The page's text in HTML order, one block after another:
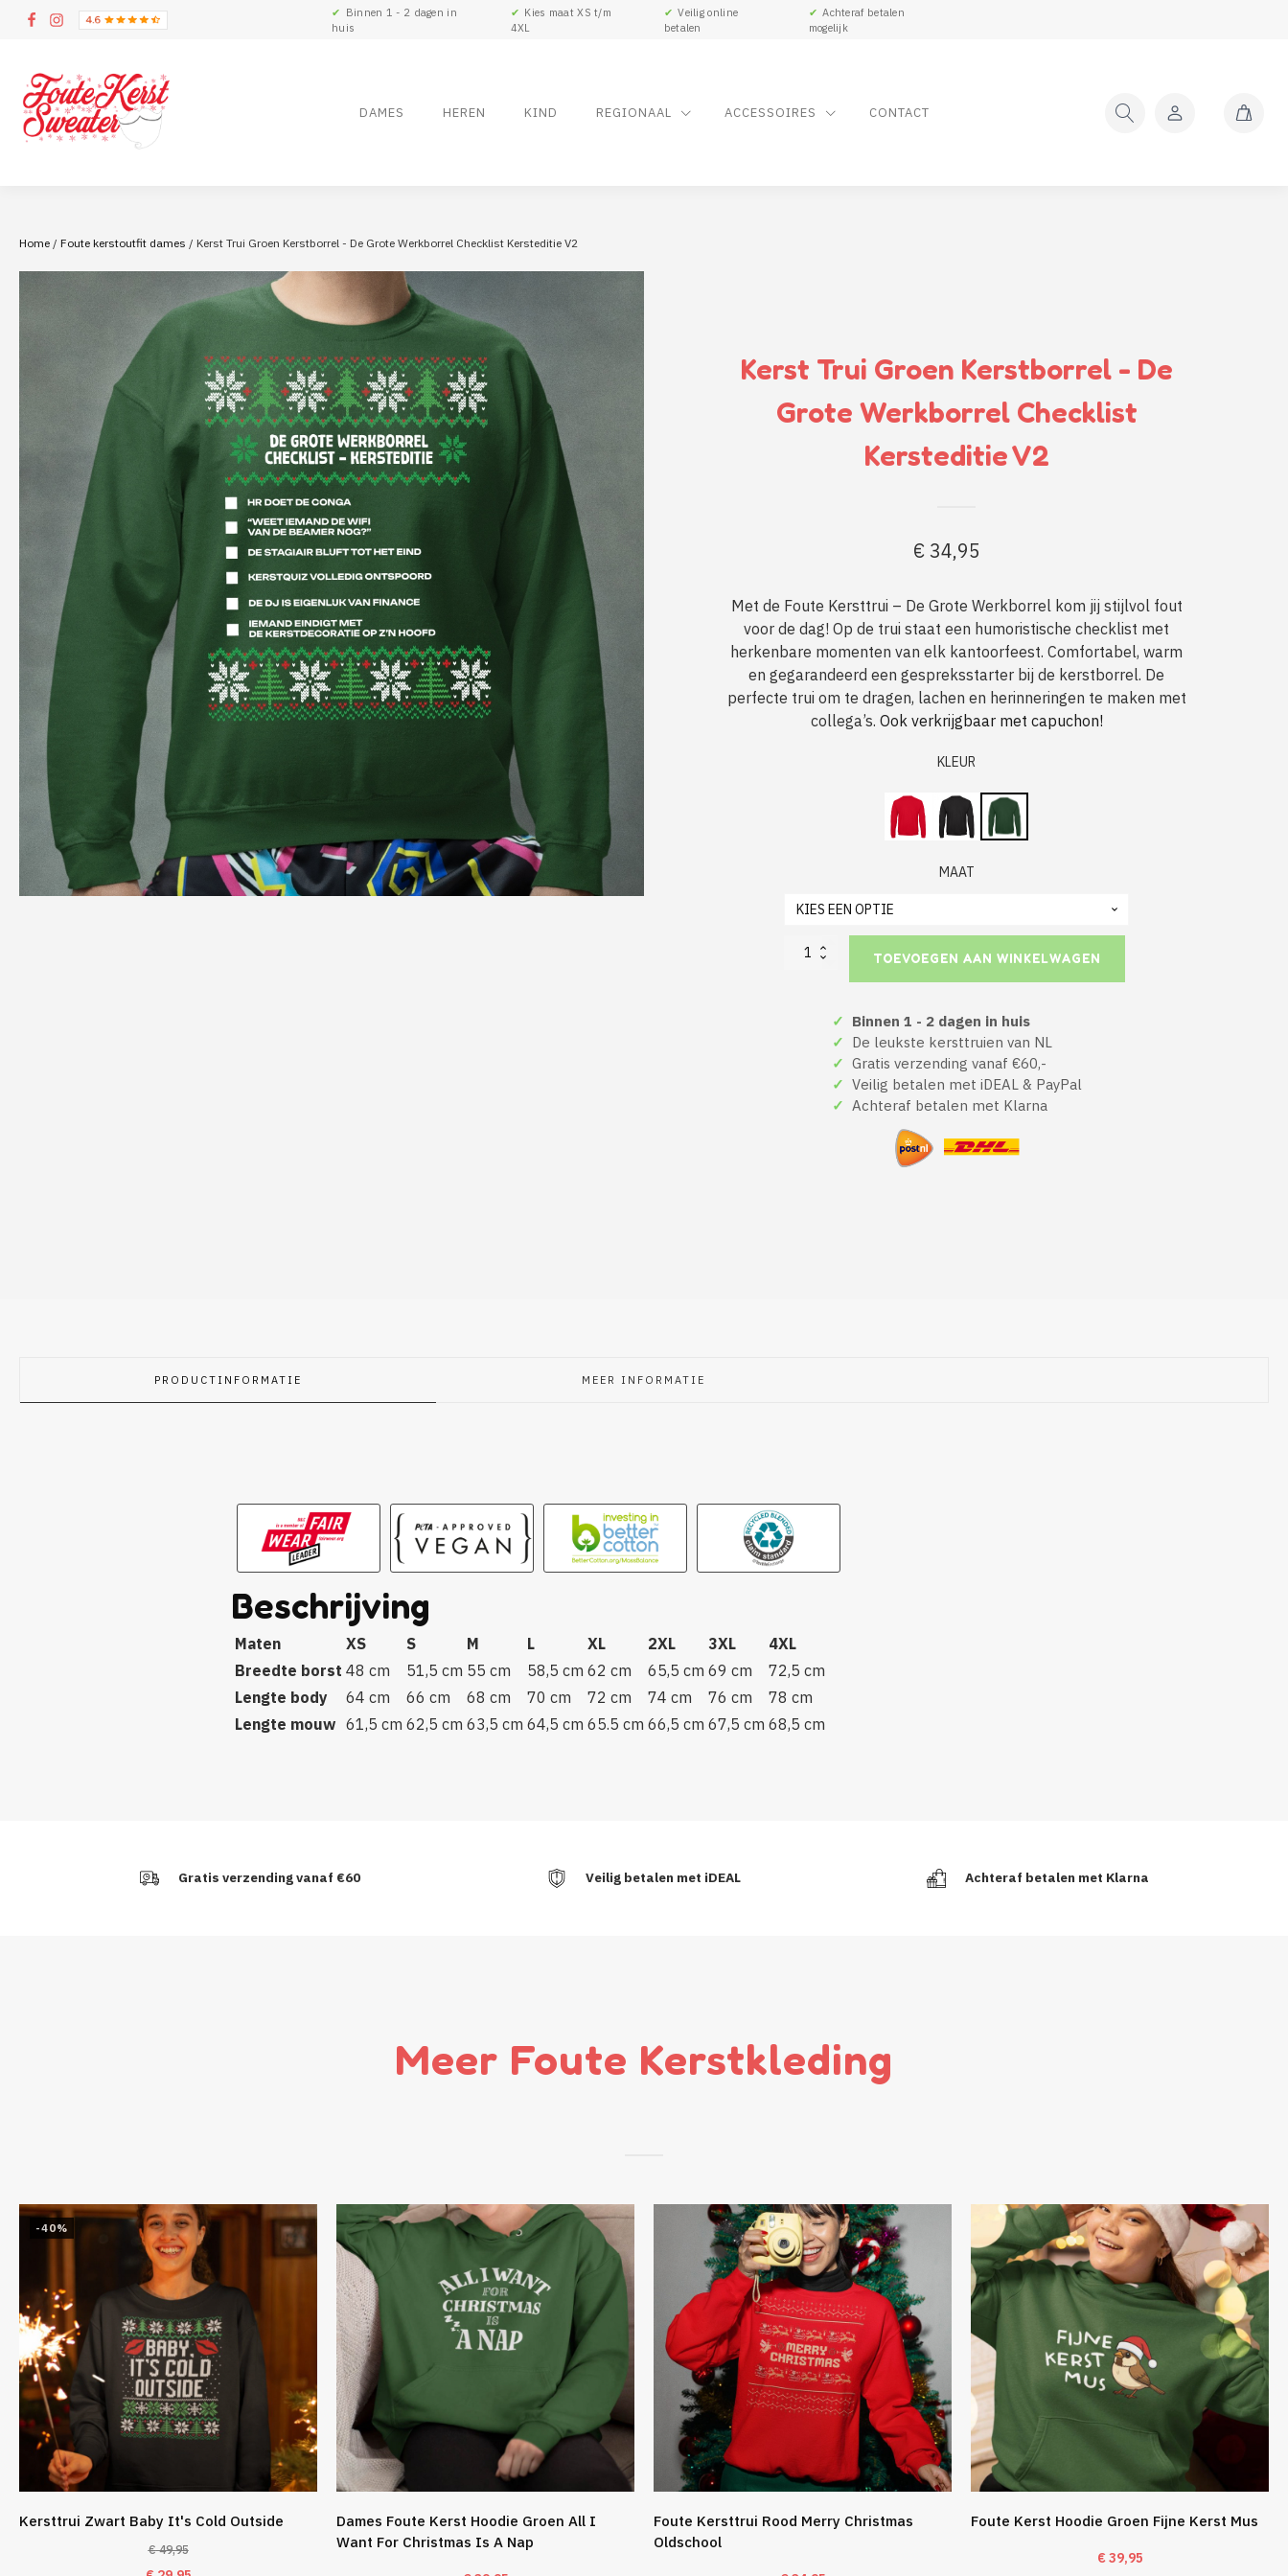
✔
Binnen 1 - 2 dagen in
huis
✔
Kies maat XS t/m
4XL
✔ Veilig online
betalen
✔ Achteraf betalen
mogelijk
DAMES HEREN KIND REGIONAAL ACCESSOIRES CONTACT
Home / Foute kerstoutfit dames / Kerst Trui Groen Kerstborrel - De Grote Werkborrel Checklist Kersteditie V2
Kerst Trui Groen Kerstborrel - De
Grote Werkborrel Checklist
Kersteditie V2
€34,95
Met de Foute Kersttrui – De Grote Werkborrel kom jij stijlvol fout
voor de dag! Op de trui staat een humoristische checklist met
herkenbare momenten van elk kantoorfeest. Comfortabel, warm
en gegarandeerd een gespreksstarter bij de kerstborrel. De
perfecte trui om te dragen, lachen en herinneringen te maken met
collega’s. Ook verkrijgbaar met capuchon!
KLEUR
MAAT
Kerst
Werkborrel
Kersteditie
TOEVOEGEN AAN WINKELWAGEN
✓ Binnen 1 - 2 dagen in huis
✓ De leukste kersttruien van NL
✓ Gratis verzending vanaf €60,-
✓ Veilig betalen met iDEAL & PayPal
✓ Achteraf betalen met Klarna
PRODUCTINFORMATIE MEER INFORMATIE
Beschrijving
Maten XS S M L XL 2XL 3XL
4XL
Breedte borst 48 cm 51,5 cm 55 cm 58,5 cm 62 cm 65,5 cm 69 cm
72,5 cm
Lengte body
64 cm 66 cm 68 cm 70 cm 72 cm 74 cm 76 cm
78 cm
Lengte mouw 61,5 cm 62,5 cm 63,5 cm 64,5 cm 65.5 cm 66,5 cm 67,5 cm 68,5 cm
Gratis verzending vanaf €60 Veilig betalen met iDEAL Achteraf betalen met Klarna
Meer Foute Kerstkleding
-40%
Kersttrui Zwart Baby It's Cold Outside
€49,95
Dames Foute Kerst Hoodie Groen All I
Want For Christmas Is A Nap
Foute Kersttrui Rood Merry Christmas
Oldschool
Foute Kerst Hoodie Groen Fijne Kerst Mus
€39,95